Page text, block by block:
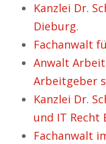
Kanzlei Dr.
Dieburg.
Fachanwalt
Anwalt
Arbeitgeber
Kanzlei Dr.
und IT Recht
Fachanwalt